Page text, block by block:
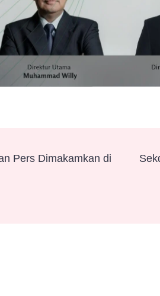
Pers Dimakamkan di